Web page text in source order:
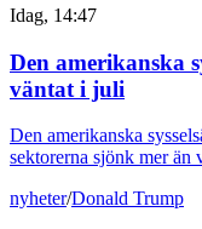
Idag, 14:47
Den amerikanska
väntat i juli
Den amerikanska
sektorerna sjönk mer än
nyheter/Donald Trump